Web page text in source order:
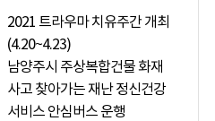
2021 트라우마 치유주간 개최
(4.20~4.23)
남양주시 주상복합건물 화재
사고 찾아가는 재난 정신건강
서비스 안심버스 운행